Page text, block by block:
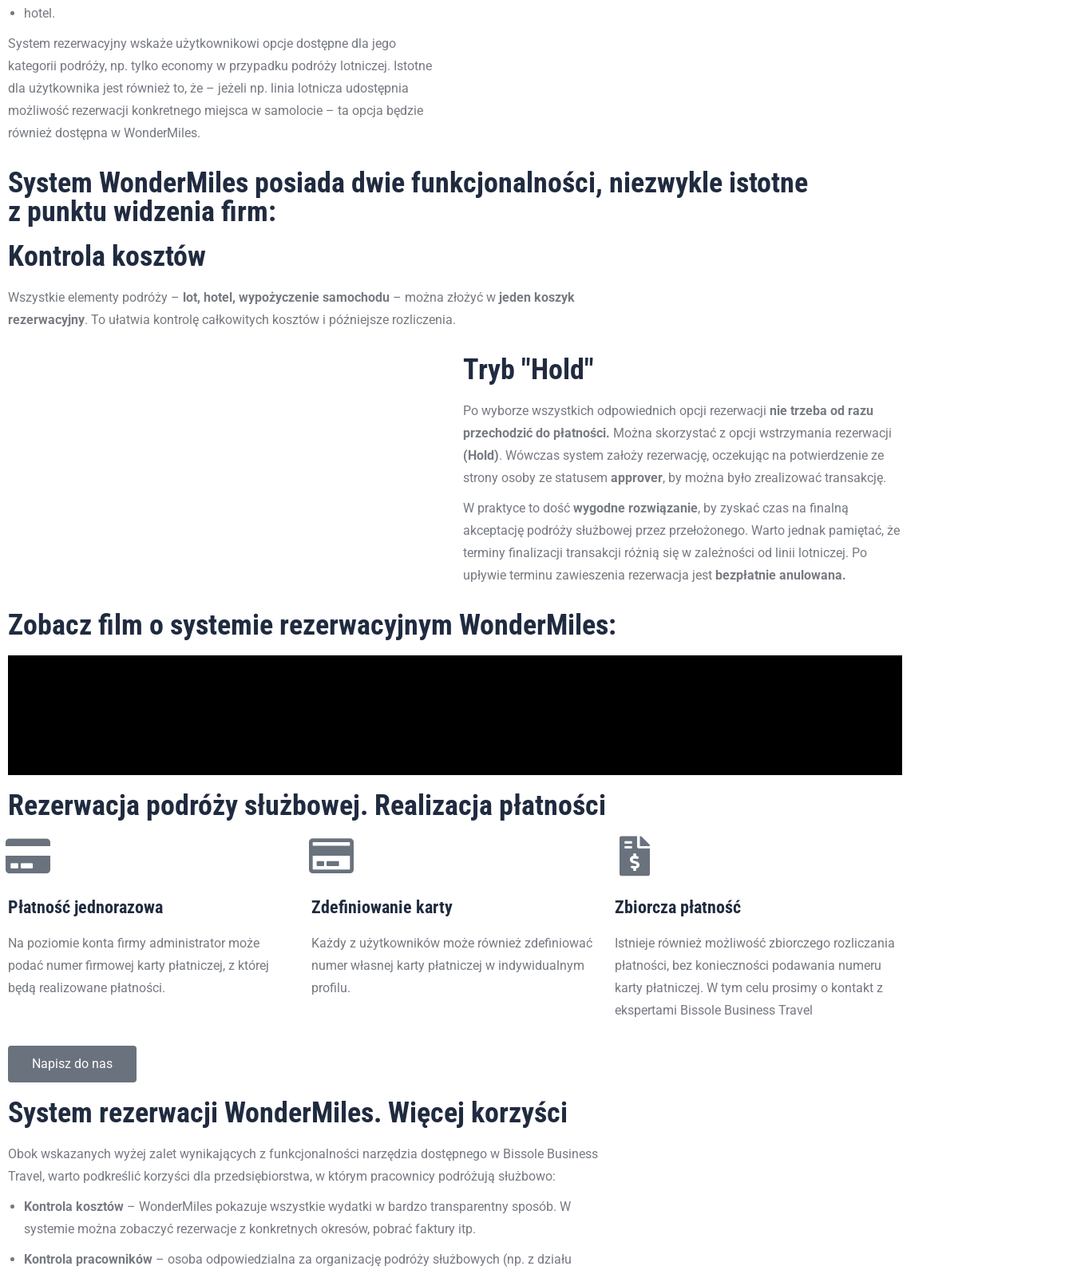
hotel.
System rezerwacyjny wskaże użytkownikowi opcje dostępne dla jego
kategorii podróży, np. tylko economy w przypadku podróży lotniczej. Istotne
dla użytkownika jest również to, że – jeżeli np. linia lotnicza udostępnia
możliwość rezerwacji konkretnego miejsca w samolocie – ta opcja będzie
również dostępna w WonderMiles.
System WonderMiles posiada dwie funkcjonalności, niezwykle istotne
z punktu widzenia firm:
Kontrola kosztów
Wszystkie elementy podróży – lot, hotel, wypożyczenie samochodu – można złożyć w jeden koszyk
rezerwacyjny. To ułatwia kontrolę całkowitych kosztów i późniejsze rozliczenia.
Tryb "Hold"
Po wyborze wszystkich odpowiednich opcji rezerwacji nie trzeba od razu
przechodzić do płatności. Można skorzystać z opcji wstrzymania rezerwacji
(Hold). Wówczas system założy rezerwację, oczekując na potwierdzenie ze
strony osoby ze statusem approver, by można było zrealizować transakcję.
W praktyce to dość wygodne rozwiązanie, by zyskać czas na finalną
akceptację podróży służbowej przez przełożonego. Warto jednak pamiętać, że
terminy finalizacji transakcji różnią się w zależności od linii lotniczej. Po
upływie terminu zawieszenia rezerwacja jest bezpłatnie anulowana.
Zobacz film o systemie rezerwacyjnym WonderMiles:
Rezerwacja podróży służbowej. Realizacja płatności
Płatność jednorazowa
Na poziomie konta firmy administrator może
podać numer firmowej karty płatniczej, z której
będą realizowane płatności.
Zdefiniowanie karty
Każdy z użytkowników może również zdefiniować
numer własnej karty płatniczej w indywidualnym
profilu.
Zbiorcza płatność
Istnieje również możliwość zbiorczego rozliczania
płatności, bez konieczności podawania numeru
karty płatniczej. W tym celu prosimy o kontakt z
ekspertami BissoleBusiness Travel
Napisz do nas
System rezerwacji WonderMiles. Więcej korzyści
Obok wskazanych wyżej zalet wynikających z funkcjonalności narzędzia dostępnego w Bissole Business
Travel, warto podkreślić korzyści dla przedsiębiorstwa, w którym pracownicy podróżują służbowo:
Kontrola kosztów – WonderMiles pokazuje wszystkie wydatki w bardzo transparentny sposób. W
systemie można zobaczyć rezerwacje z konkretnych okresów, pobrać faktury itp.
Kontrola pracowników – osoba odpowiedzialna za organizację podróży służbowych (np. z działu